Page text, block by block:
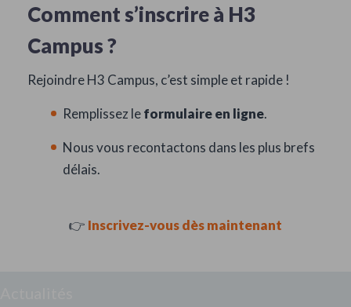
Comment s’inscrire à H3
Campus ?
Rejoindre H3 Campus, c’est simple et rapide !
Remplissez leformulaire en ligne.
Nous vous recontactons dans les plus brefs
délais.
👉 Inscrivez-vous dès maintenant